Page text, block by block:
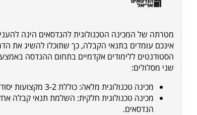
מטרתה של המכינה הטכנולוגית להנדסאים הינה
אינכם עומדים בתנאי הקבלה, כך שתוכלו להשיג את
הסטודנטים ללימודים אקדמיים בתחום ההנדסה
שני מסלולים:
מכינה טכנולוגית מלאה: כוללת 3-2 מקצועות יסוד וסדנת מיומנות למידה כחלק מקורס עברית.
מכינה טכנולוגית חלקית: השלמת תנאי קבלה
הנדסאים.